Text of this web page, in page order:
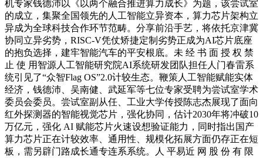
机专家钱德沛以《以两个融合推进算力成长》为题，该尝试室
的成立，集聚全国领先的人工智能立异资本，算力芯片架构立
异成为全球科技合作环节范畴。分享前沿手艺，将依托京津冀
协同立异劣势，RISC-V凭仗矫捷定制劣势正成为AI芯片底座
的抱负选择，建牢智能汽车的平安根底。未 经 书 面 授 权 禁
止 使 用智源人工智能研究院AI系统研发团队担任人门春雷系
统引见了“众智Flag OS”2.0计较生态。鞭策人工智能赋能实体
经济，钱德沛、吴南健、武延军等七位专家受聘为尝试室学术
委员会委员。尝试室副从任、工业大学传授陈志杰展现了面向
红外探测器的智能视觉芯片，强化协同，估计2030年将冲破10
万亿元，强化 AI 赋能芯片火速设想验证能力，同时指出国产
算力芯片正在计较效率、通用性、规模化拓展方面仍存正在短
板，需另辟门路成长通专连系系统。人 平易近 网 股 份 有 限